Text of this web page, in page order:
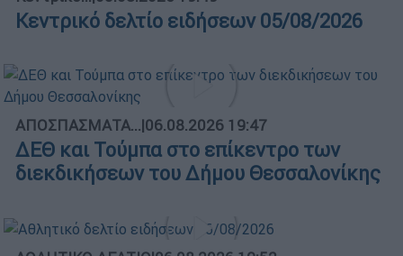
Κεντρικό δελτίο ειδήσεων 05/08/2026
ΑΠΟΣΠΑΣΜΑΤΑ...|06.08.2026 19:47
ΔΕΘ και Τούμπα στο επίκεντρο των
διεκδικήσεων του Δήμου Θεσσαλονίκης